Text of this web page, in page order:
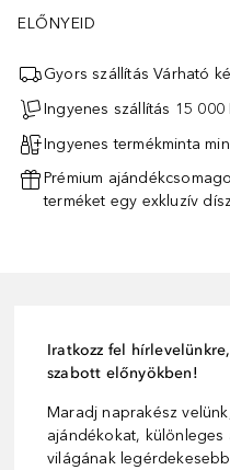
ELŐNYEID
Gyors szállítás Várható
Ingyenes szállítás 15 000
Ingyenes termékminta
Prémium
terméket egy exkluzív
Iratkozz fel
szabott előnyökben!
Maradj naprakész
ajándékokat,
világának